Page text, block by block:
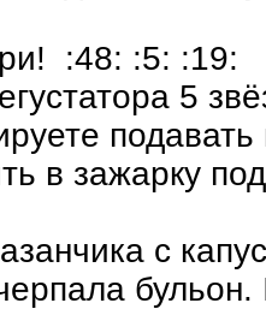
:48: :5: :19:
5
в зажарку
с